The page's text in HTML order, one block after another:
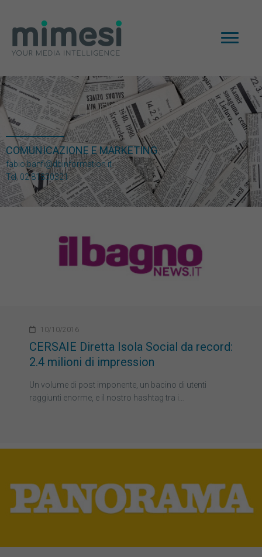
Dicono di noi
COMUNICAZIONE E MARKETING
fabio.banfi@dbinformation.it
Tel. 02 81830321
10/10/2016
CERSAIE Diretta Isola Social da record:
2.4 milioni di impression
Un volume di post imponente, un bacino di utenti
raggiunti enorme, e il nostro hashtag tra i…